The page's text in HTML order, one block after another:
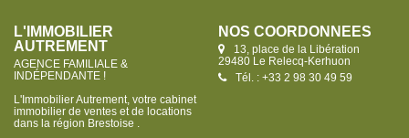
L'IMMOBILIER
AUTREMENT
AGENCE FAMILIALE &
INDÉPENDANTE !
L'Immobilier Autrement, votre cabinet
immobilier de ventes et de locations
dans la région Brestoise .
NOS COORDONNÉES
13, place de la Libération
29480 Le Relecq-Kerhuon
Tél. : +33 2 98 30 49 59